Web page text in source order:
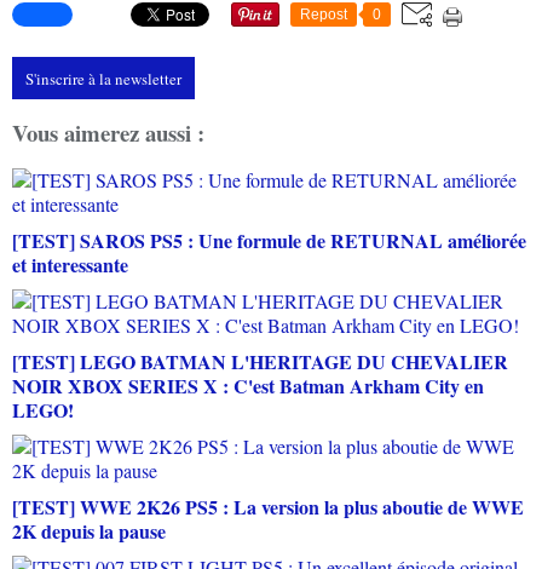
Repost 0
S'inscrire à la newsletter
Vous aimerez aussi :
[TEST] SAROS PS5 : Une formule de RETURNAL améliorée
et interessante
[TEST] LEGO BATMAN L'HERITAGE DU CHEVALIER
NOIR XBOX SERIES X : C'est Batman Arkham City en
LEGO!
[TEST] WWE 2K26 PS5 : La version la plus aboutie de WWE
2K depuis la pause